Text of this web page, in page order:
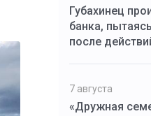
Губахинец
банка,
после
7 августа
«Дружная